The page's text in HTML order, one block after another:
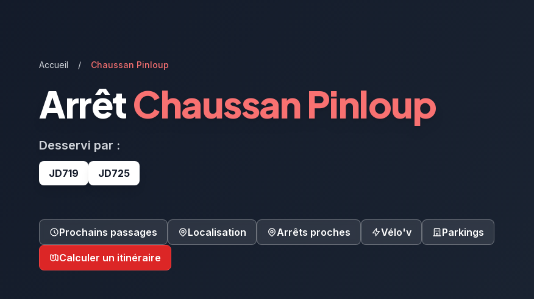
Accueil / Chaussan Pinloup
ArrêtChaussan Pinloup
Desservi par :
JD719 JD725
Prochains passages Localisation Arrêts proches Vélo'v Parkings
Calculer un itinéraire